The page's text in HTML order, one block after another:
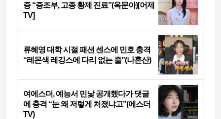
증 “증조부, 고종 황제 진료”(옥문아)[어제
TV]
류혜영 대학 시절 패션 센스에 민호 충격
“레몬색 레깅스에 다리 없는 줄”(나혼산)
여에스더, 예능서 민낯 공개했다가 댓글
에 충격 “눈 왜 저렇게 처졌냐고”(에스더
TV)